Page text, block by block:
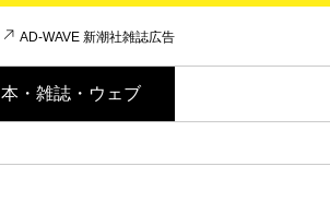
AD-WAVE 新潮社雑誌広告
本・雑誌・ウェブ